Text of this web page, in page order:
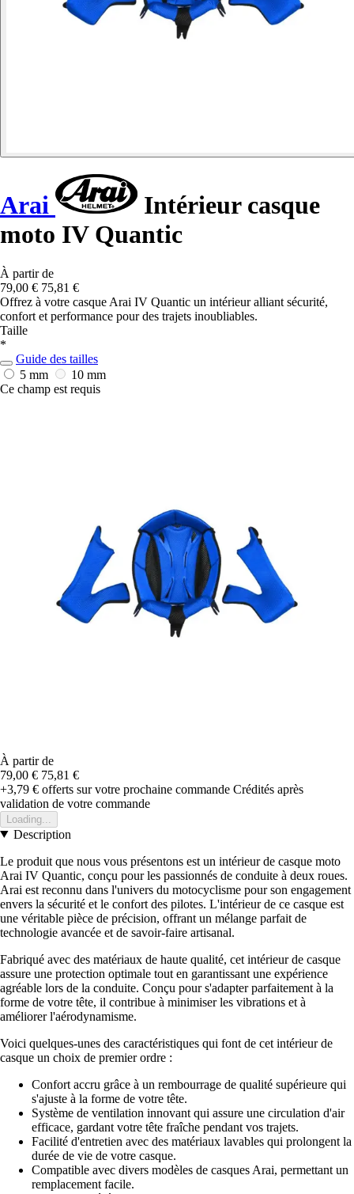
Arai
Intérieur casque
moto IV Quantic
À partir de
79,00 € 75,81 €
Offrez à votre casque Arai IV Quantic un intérieur alliant sécurité,
confort et performance pour des trajets inoubliables.
Taille
*
Guide des tailles
5 mm
10 mm
Ce champ est requis
À partir de
79,00 € 75,81 €
+3,79 € offerts sur votre prochaine commande Crédités après
validation de votre commande
Loading...
Description
Le produit que nous vous présentons est un intérieur de casque moto
Arai IV Quantic, conçu pour les passionnés de conduite à deux roues.
Arai est reconnu dans l'univers du motocyclisme pour son engagement
envers la sécurité et le confort des pilotes. L'intérieur de ce casque est
une véritable pièce de précision, offrant un mélange parfait de
technologie avancée et de savoir-faire artisanal.
Fabriqué avec des matériaux de haute qualité, cet intérieur de casque
assure une protection optimale tout en garantissant une expérience
agréable lors de la conduite. Conçu pour s'adapter parfaitement à la
forme de votre tête, il contribue à minimiser les vibrations et à
améliorer l'aérodynamisme.
Voici quelques-unes des caractéristiques qui font de cet intérieur de
casque un choix de premier ordre :
Confort accru grâce à un rembourrage de qualité supérieure qui
s'ajuste à la forme de votre tête.
Système de ventilation innovant qui assure une circulation d'air
efficace, gardant votre tête fraîche pendant vos trajets.
Facilité d'entretien avec des matériaux lavables qui prolongent la
durée de vie de votre casque.
Compatible avec divers modèles de casques Arai, permettant un
remplacement facile.